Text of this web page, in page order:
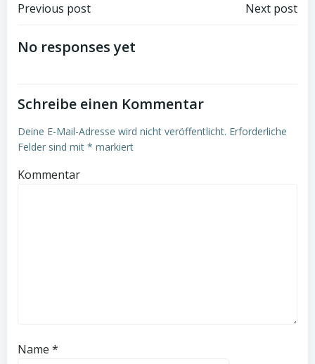
Beitragsnavigation
Previous post Next post
No responses yet
Schreibe einen Kommentar
Deine E-Mail-Adresse wird nicht veröffentlicht. Erforderliche
Felder sind mit * markiert
Kommentar
Name *